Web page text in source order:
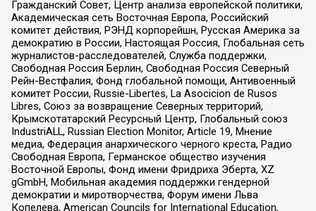
Гражданский Совет, Центр анализа европейской политики,
Академическая сеть Восточная Европа, Российский
комитет действия, РЭНД корпорейшн, Русская Америка за
демократию в России, Настоящая Россия, Глобальная сеть
журналистов-расследователей, Служба поддержки,
Свободная Россия Берлин, Свободная Россия Северный
Рейн-Вестфалия, Фонд глобальной помощи, Антивоенный
комитет России, Russie-Libertes, La Asocicion de Rusos
Libres, Союз за возвращение Северных территорий,
Крымскотатарский Ресурсный Центр, Глобальный союз
IndustriALL, Russian Election Monitor, Article 19, Мнение
медиа, Федерация анархического черного креста, Радио
Свободная Европа, Германское общество изучения
Восточной Европы, Фонд имени Фридриха Эберта, XZ
gGmbH, Мобильная академия поддержки гендерной
демократии и миротворчества, Форум имени Льва
Копелева, American Councils for International Education,